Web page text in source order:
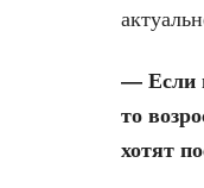
— Если
то
хотят